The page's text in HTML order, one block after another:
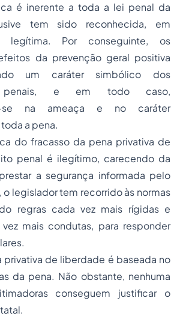
é inerente a toda a lei penal da
tem sido reconhecida, em
legítima. Por conseguinte, os
da prevenção geral positiva
um caráter simbólico dos
penais, e em todo caso,
se na ameaça e no caráter
a pena.
do fracasso da pena privativa de
penal é ilegítimo, carecendo da
a segurança informada pelo
legislador tem recorrido às normas
regras cada vez mais rígidas e
mais condutas, para responder
privativa de liberdade é baseada no
da pena. Não obstante, nenhuma
conseguem justificar o